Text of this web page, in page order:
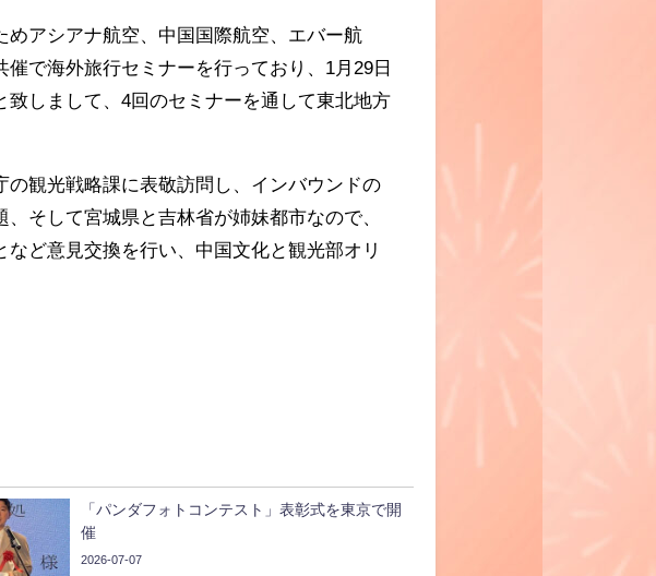
アシアナ航空、中国国際航空、エバー航
で海外旅行セミナーを行っており、1月29日
しまして、4回のセミナーを通して東北地方
観光戦略課に表敬訪問し、インバウンドの
そして宮城県と吉林省が姉妹都市なので、
ど意見交換を行い、中国文化と観光部オリ
「パンダフォトコンテスト」表彰式を東京で開
催
2026-07-07